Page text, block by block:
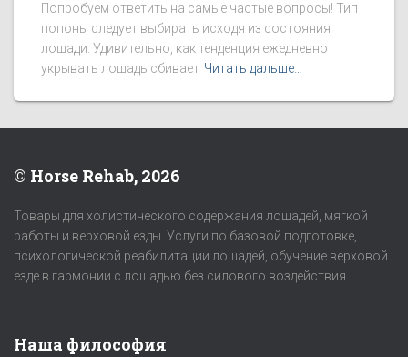
Попробуем ответить на самые частые вопросы! Тип
попоны следует выбирать исходя из состояния
лошади. Удивительно, как тенденция ежедневно
укрывать лошадь сбивает Читать дальше…
© Horse Rehab, 2026
Товары для холистического содержания лошадей, мягкой
работы и верховой езды. Услуги по базовой подготовке,
психологической реабилитации лошадей, обучение верховой
езде в гармонии с лошадью без силового воздействия.
Наша философия